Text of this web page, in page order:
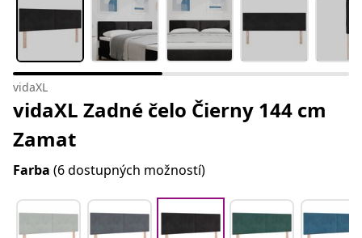
vidaXL
vidaXL Zadné čelo Čierny 144 cm
Zamat
Farba (6 dostupných možností)